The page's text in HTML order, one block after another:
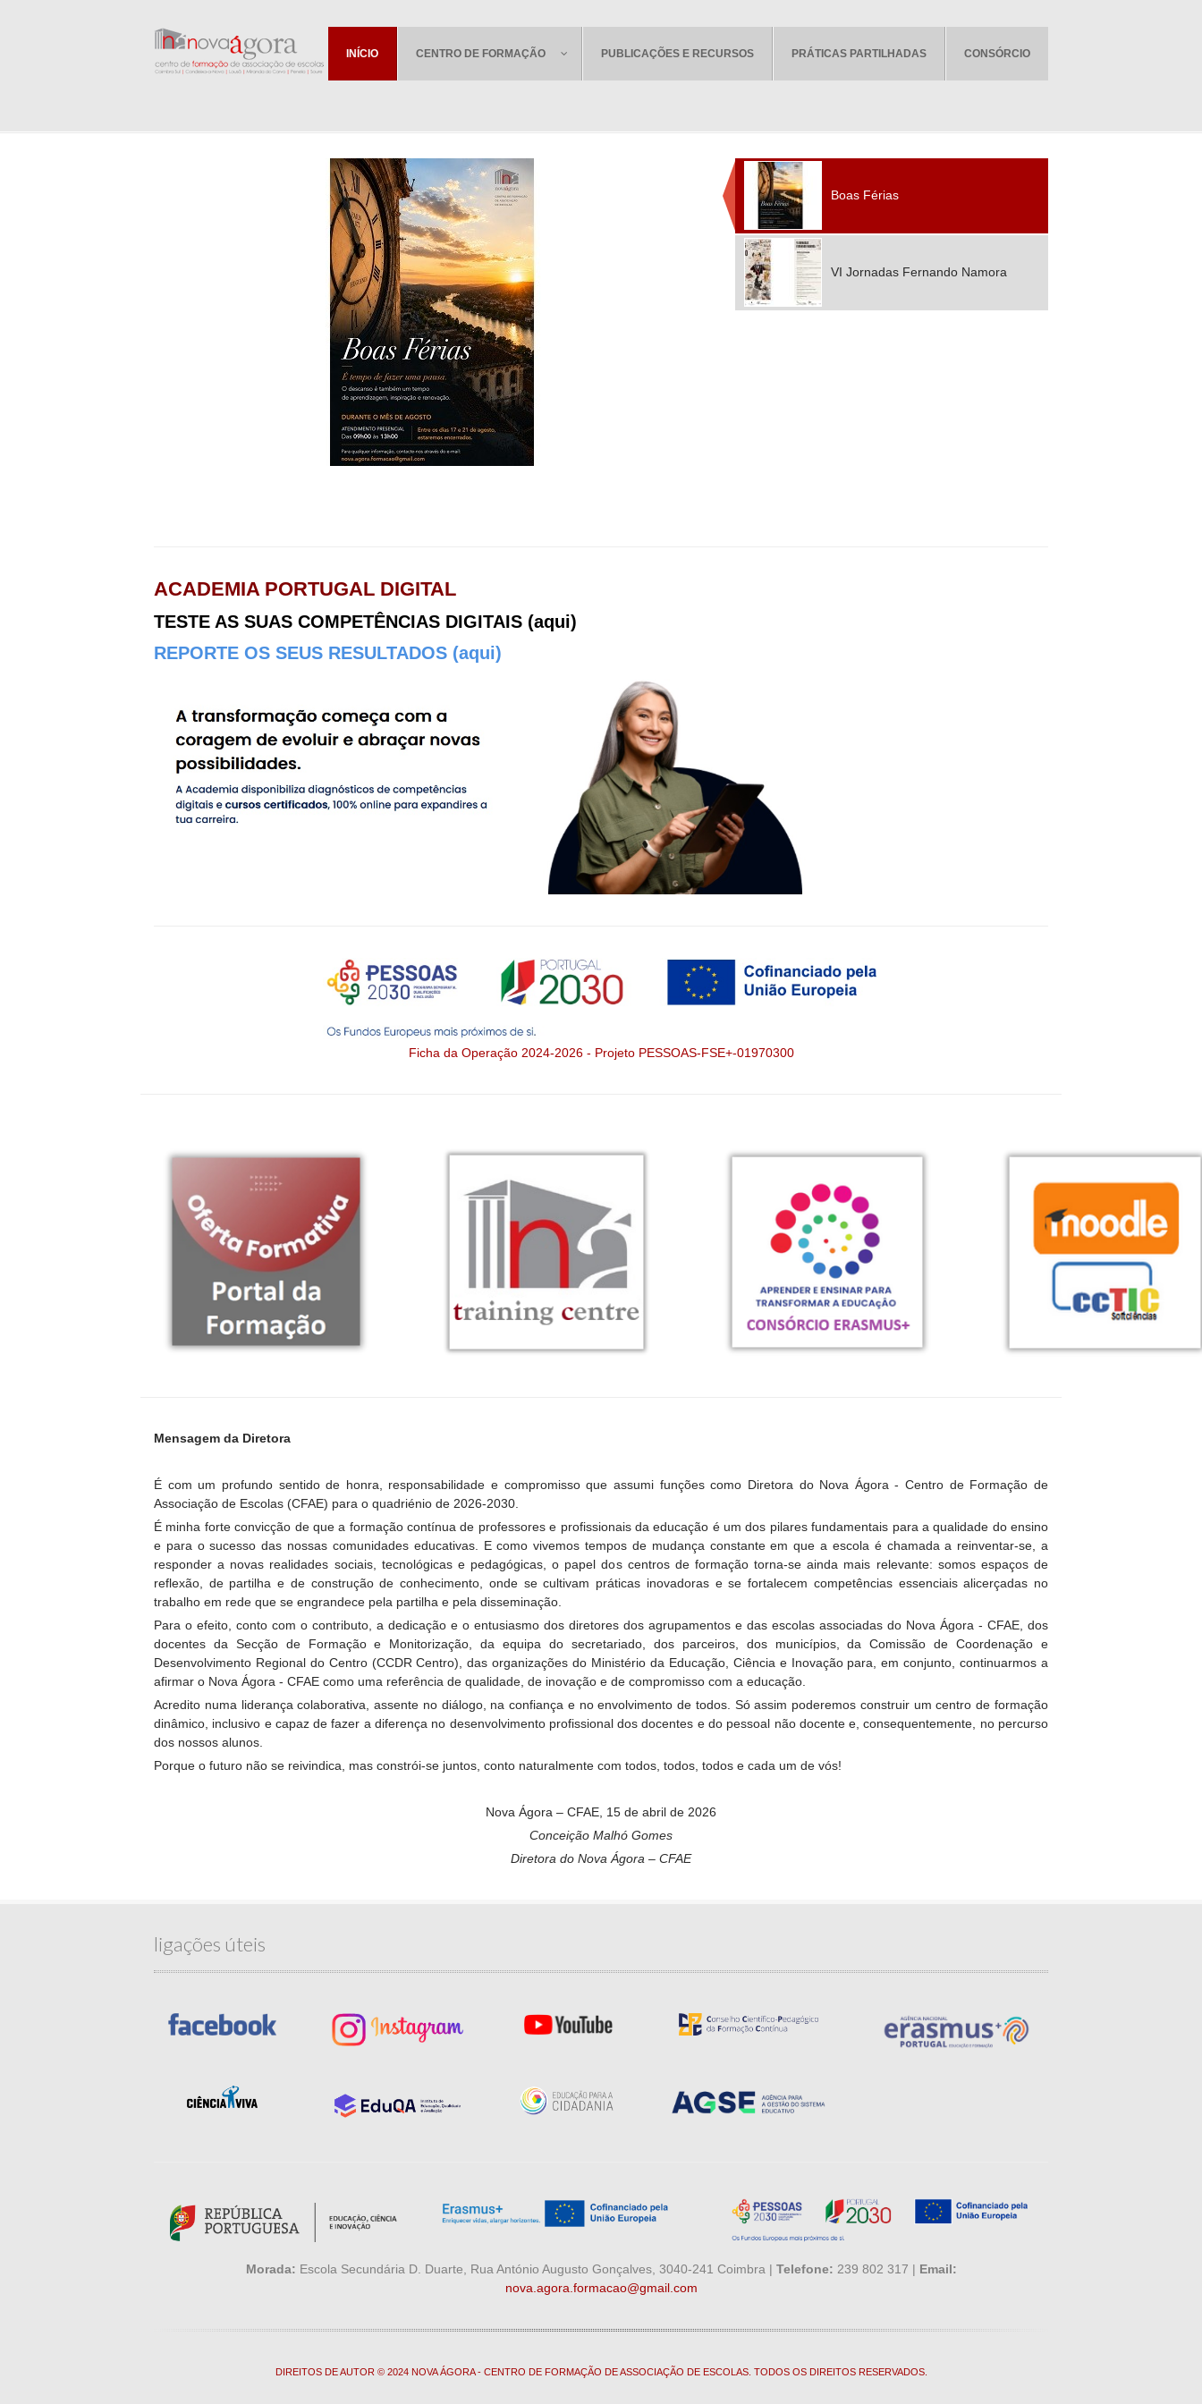
INÍCIO CENTRO DE FORMAÇÃO PUBLICAÇÕES E RECURSOS PRÁTICAS PARTILHADAS CONSÓRCIO
Boas Férias
VI Jornadas Fernando Namora
ACADEMIA PORTUGAL DIGITAL
TESTE AS SUAS COMPETÊNCIAS DIGITAIS (aqui)
REPORTE OS SEUS RESULTADOS (aqui)
Ficha da Operação 2024-2026 - Projeto PESSOAS-FSE+-01970300
Mensagem da Diretora
É com um profundo sentido de honra, responsabilidade e compromisso que assumi funções como Diretora do Nova Ágora - Centro de Formação de
Associação de Escolas (CFAE) para o quadriénio de 2026-2030.
É minha forte convicção de que a formação contínua de professores e profissionais da educação é um dos pilares fundamentais para a qualidade do ensino
e para o sucesso das nossas comunidades educativas. E como vivemos tempos de mudança constante em que a escola é chamada a reinventar-se, a
responder a novas realidades sociais, tecnológicas e pedagógicas, o papel dos centros de formação torna-se ainda mais relevante: somos espaços de
reflexão, de partilha e de construção de conhecimento, onde se cultivam práticas inovadoras e se fortalecem competências essenciais alicerçadas no
trabalho em rede que se engrandece pela partilha e pela disseminação.
Para o efeito, conto com o contributo, a dedicação e o entusiasmo dos diretores dos agrupamentos e das escolas associadas do Nova Ágora - CFAE, dos
docentes da Secção de Formação e Monitorização, da equipa do secretariado, dos parceiros, dos municípios, da Comissão de Coordenação e
Desenvolvimento Regional do Centro (CCDR Centro), das organizações do Ministério da Educação, Ciência e Inovação para, em conjunto, continuarmos a
afirmar o Nova Ágora - CFAE como uma referência de qualidade, de inovação e de compromisso com a educação.
Acredito numa liderança colaborativa, assente no diálogo, na confiança e no envolvimento de todos. Só assim poderemos construir um centro de formação
dinâmico, inclusivo e capaz de fazer a diferença no desenvolvimento profissional dos docentes e do pessoal não docente e, consequentemente, no percurso
dos nossos alunos.
Porque o futuro não se reivindica, mas constrói-se juntos, conto naturalmente com todos, todos, todos e cada um de vós!
Nova Ágora – CFAE, 15 de abril de 2026
Conceição Malhó Gomes
Diretora do Nova Ágora – CFAE
ligações úteis
Morada: Escola Secundária D. Duarte, Rua António Augusto Gonçalves, 3040-241 Coimbra | Telefone: 239 802 317 | Email:
nova.agora.formacao@gmail.com
DIREITOS DE AUTOR © 2024 NOVA ÁGORA - CENTRO DE FORMAÇÃO DE ASSOCIAÇÃO DE ESCOLAS. TODOS OS DIREITOS RESERVADOS.